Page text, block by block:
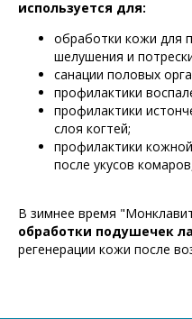
используется для:
обработки кожи для
шелушения и
санации половых
профилактики
профилактики
слоя когтей;
профилактики
после укусов
В зимнее время
обработки подушечек
регенерации кожи после